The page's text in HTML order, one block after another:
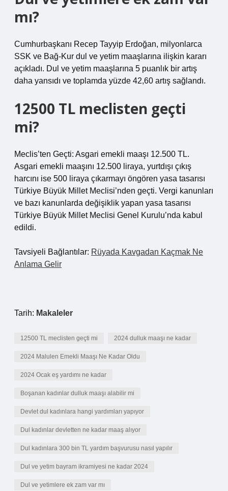
mı?
Cumhurbaşkanı Recep Tayyip Erdoğan, milyonlarca
SSK ve Bağ-Kur dul ve yetim maaşlarına ilişkin kararı
açıkladı. Dul ve yetim maaşlarına 5 puanlık bir artış
daha yansıdı ve toplamda yüzde 42,60 artış sağlandı.
12500 TL meclisten geçti
mi?
Meclis’ten Geçti: Asgari emekli maaşı 12.500 TL.
Asgari emekli maaşını 12.500 liraya, yurtdışı çıkış
harcını ise 500 liraya çıkarmayı öngören yasa tasarısı
Türkiye Büyük Millet Meclisi’nden geçti. Vergi kanunları
ve bazı kanunlarda değişiklik yapan yasa tasarısı
Türkiye Büyük Millet Meclisi Genel Kurulu’nda kabul
edildi.
Tavsiyeli Bağlantılar: Rüyada Kavgadan Kaçmak Ne
Anlama Gelir
Tarih: Makaleler
12500 TL meclisten geçti mi 2024 dulluk maaşı ne kadar
2024 Malulen Emekli Maaşı Ne Kadar Oldu
2024 Ocak eş yardımı ne kadar
Boşanan kadınlar dulluk maaşı alabilir mi
Devlet dul kadınlara hangi yardımları yapıyor
Dul kadınlar devletten ne kadar maaş alıyor
Dul kadınlara 300 bin TL yardım başvurusu nasıl yapılır
Dul ve yetim bayram ikramiyesi ne kadar 2024
Dul ve yetimlere ek zam var mı